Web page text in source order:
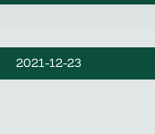
2021-12-23